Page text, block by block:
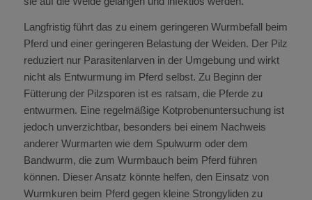
Langfristig führt das zu einem geringeren Wurmbefall beim
Pferd und einer geringeren Belastung der Weiden. Der Pilz
reduziert nur Parasitenlarven in der Umgebung und wirkt
nicht als Entwurmung im Pferd selbst. Zu Beginn der
Fütterung der Pilzsporen ist es ratsam, die Pferde zu
entwurmen. Eine regelmäßige Kotprobenuntersuchung ist
jedoch unverzichtbar, besonders bei einem Nachweis
anderer Wurmarten wie dem Spulwurm oder dem
Bandwurm, die zum Wurmbauch beim Pferd führen
können. Dieser Ansatz könnte helfen, den Einsatz von
Wurmkuren beim Pferd gegen kleine Strongyliden zu